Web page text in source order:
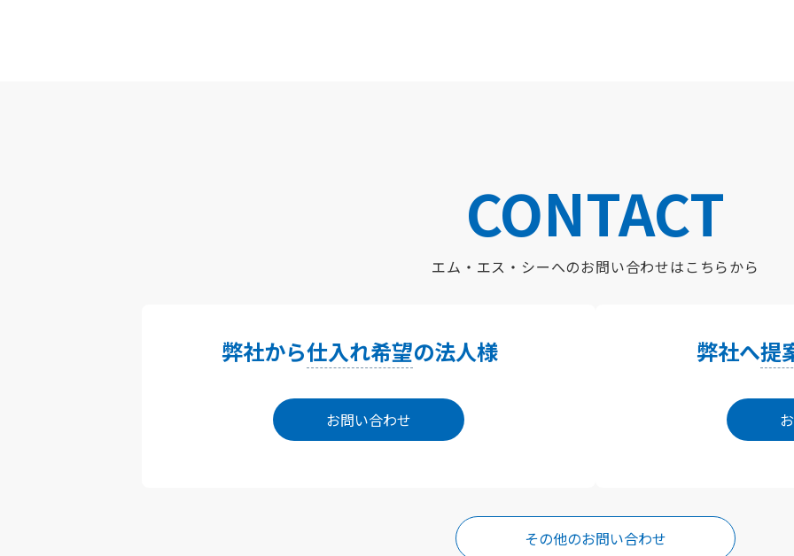
CONTACT
エム・エス・シーへのお問い合わせはこちらから
弊社から仕入れ希望の法人様
お問い合わせ
弊社へ提
その他のお問い合わせ